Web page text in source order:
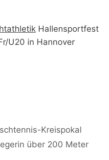
Hallensportfest
U20 in Hannover
Kreispokal
über 200 Meter